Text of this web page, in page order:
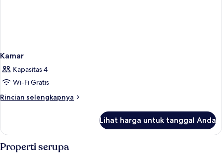
Kamar
Kapasitas 4
Wi-Fi Gratis
Rincian selengkapnya
Rincian
Kamar
Lihat harga untuk tanggal Anda
Properti serupa